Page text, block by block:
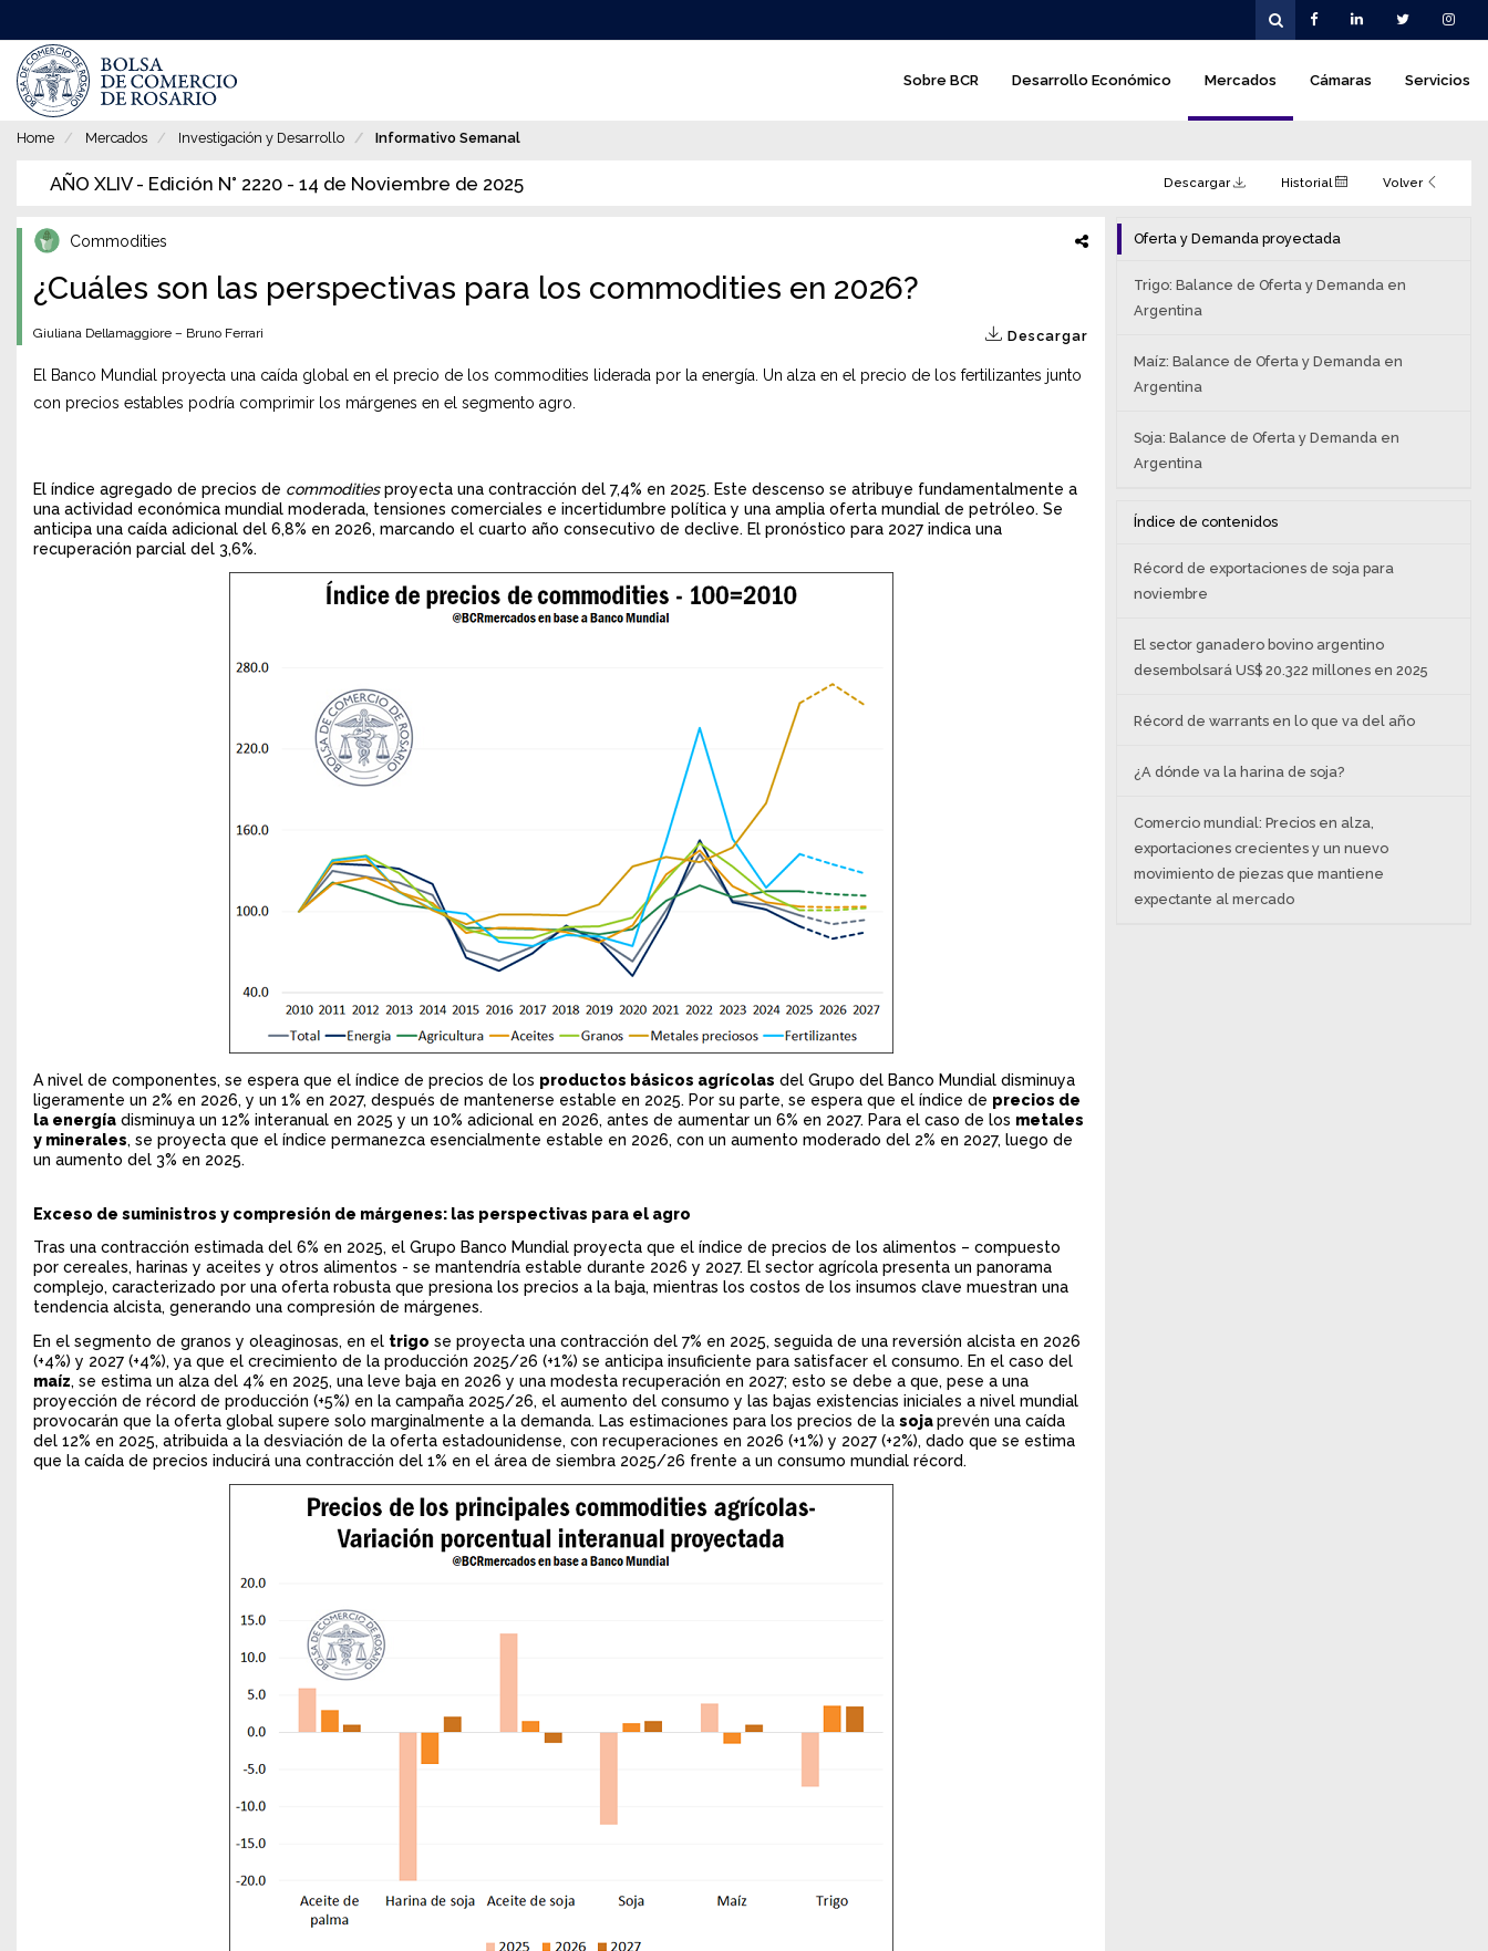
al
contenido
principal
c
n
i
n
c
Sobre BCR Desarrollo Económico Mercados Cámaras Servicios
Home Mercados Investigación y Desarrollo Informativo Semanal
AÑO XLIV - Edición N° 2220 - 14 de Noviembre de 2025 Descargar Historial Volver
Commodities
¿Cuáles son las perspectivas para los commodities en 2026?
Descargar
Giuliana Dellamaggiore – Bruno Ferrari
El Banco Mundial proyecta una caída global en el precio de los commodities liderada por la energía. Un alza en el precio de los fertilizantes junto
con precios estables podría comprimir los márgenes en el segmento agro.
El índice agregado de precios de commoditiesproyecta una contracción del 7,4% en 2025. Este descenso se atribuye fundamentalmente a
una actividad económica mundial moderada, tensiones comerciales e incertidumbre política y una amplia oferta mundial de petróleo. Se
anticipa una caída adicional del 6,8% en 2026, marcando el cuarto año consecutivo de declive. El pronóstico para 2027 indica una
recuperación parcial del 3,6%.
A nivel de componentes, se espera que el índice de precios de los productos básicos agrícolas del Grupo del Banco Mundial disminuya
ligeramente un 2% en 2026, y un 1% en 2027, después de mantenerse estable en 2025. Por su parte, se espera que el índice de precios de
la energía disminuya un 12% interanual en 2025 y un 10% adicional en 2026, antes de aumentar un 6% en 2027. Para el caso de los metales
y minerales, se proyecta que el índice permanezca esencialmente estable en 2026, con un aumento moderado del 2% en 2027, luego de
un aumento del 3% en 2025.
Exceso de suministros y compresión de márgenes: las perspectivas para el agro
Tras una contracción estimada del 6% en 2025, el Grupo Banco Mundial proyecta que el índice de precios de los alimentos – compuesto
por cereales, harinas y aceites y otros alimentos - se mantendría estable durante 2026 y 2027. El sector agrícola presenta un panorama
complejo, caracterizado por una oferta robusta que presiona los precios a la baja, mientras los costos de los insumos clave muestran una
tendencia alcista, generando una compresión de márgenes.
En el segmento de granos y oleaginosas, en el trigo se proyecta una contracción del 7% en 2025, seguida de una reversión alcista en 2026
(+4%) y 2027 (+4%), ya que el crecimiento de la producción 2025/26 (+1%) se anticipa insuficiente para satisfacer el consumo. En el caso del
maíz, se estima un alza del 4% en 2025, una leve baja en 2026 y una modesta recuperación en 2027; esto se debe a que, pese a una
proyección de récord de producción (+5%) en la campaña 2025/26, el aumento del consumo y las bajas existencias iniciales a nivel mundial
provocarán que la oferta global supere solo marginalmente a la demanda. Las estimaciones para los precios de la sojaprevén una caída
del 12% en 2025, atribuida a la desviación de la oferta estadounidense, con recuperaciones en 2026 (+1%) y 2027 (+2%), dado que se estima
que la caída de precios inducirá una contracción del 1% en el área de siembra 2025/26 frente a un consumo mundial récord.
Oferta y Demanda proyectada
Trigo: Balance de Oferta y Demanda en
Argentina
Maíz: Balance de Oferta y Demanda en
Argentina
Soja: Balance de Oferta y Demanda en
Argentina
Índice de contenidos
Récord de exportaciones de soja para
noviembre
El sector ganadero bovino argentino
desembolsará US$ 20.322 millones en 2025
Récord de warrants en lo que va del año
¿A dónde va la harina de soja?
Comercio mundial: Precios en alza,
exportaciones crecientes y un nuevo
movimiento de piezas que mantiene
expectante al mercado